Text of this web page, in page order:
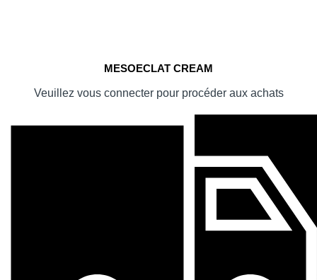
MESOECLAT CREAM
Veuillez vous connecter pour procéder aux achats